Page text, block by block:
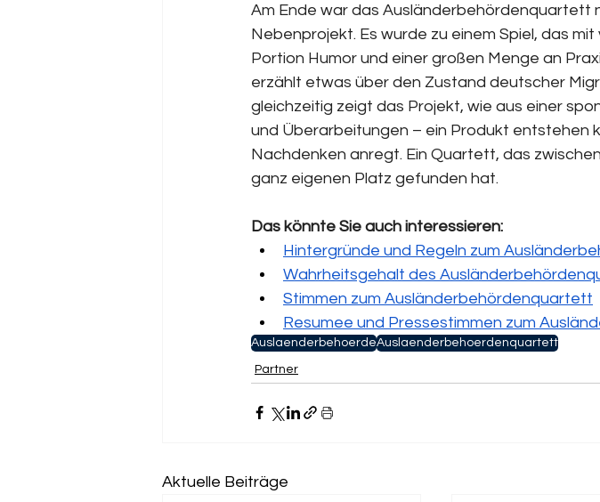
Am Ende war das Ausländerbehördenquartett
Nebenprojekt. Es wurde zu einem Spiel, das
Portion Humor und einer großen Menge an
erzählt etwas über den Zustand deutscher
gleichzeitig zeigt das Projekt, wie aus einer
und Überarbeitungen – ein Produkt entstehen
Nachdenken anregt. Ein Quartett, das
ganz eigenen Platz gefunden hat.
Das könnte Sie auch interessieren:
Hintergründe und Regeln zum
Wahrheitsgehalt des
Stimmen zum Ausländerbehördenquartett
Resumee und Pressestimmen zum
AuslaenderbehoerdeAuslaenderbehoerdenquartett
Partner
Aktuelle Beiträge